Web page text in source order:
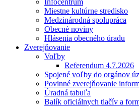
Infocentrum
Miestne kultúrne stredisko
Medzinárodná spolupráca
Obecné noviny
Hlásenia obecného úradu
Zverejňovanie
Voľby
Referendum 4.7.2026
Spojené voľby do orgánov
Povinné zverejňovanie
Úradná tabuľa
Balík oficiálnych tlačív a